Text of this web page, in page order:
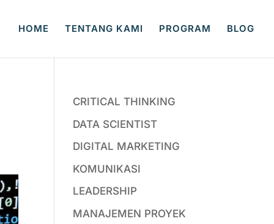
HOME TENTANG KAMI PROGRAM BLOG
CRITICAL THINKING
DATA SCIENTIST
DIGITAL MARKETING
KOMUNIKASI
LEADERSHIP
MANAJEMEN PROYEK